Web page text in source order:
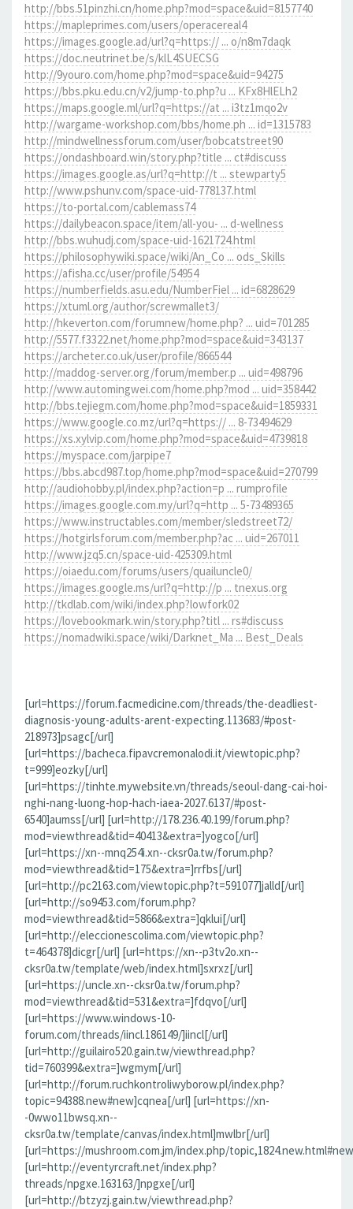
http://bbs.51pinzhi.cn/home.php?mod=space&uid=8157740
https://mapleprimes.com/users/operacereal4
https://images.google.ad/url?q=https:// ... o/n8m7daqk
https://doc.neutrinet.be/s/klL4SUECSG
http://9youro.com/home.php?mod=space&uid=94275
https://bbs.pku.edu.cn/v2/jump-to.php?u ... KFx8HlELh2
https://maps.google.ml/url?q=https://at ... i3tz1mqo2v
http://wargame-workshop.com/bbs/home.ph ... id=1315783
http://mindwellnessforum.com/user/bobcatstreet90
https://ondashboard.win/story.php?title ... ct#discuss
https://images.google.as/url?q=http://t ... stewparty5
http://www.pshunv.com/space-uid-778137.html
https://to-portal.com/cablemass74
https://dailybeacon.space/item/all-you- ... d-wellness
http://bbs.wuhudj.com/space-uid-1621724.html
https://philosophywiki.space/wiki/An_Co ... ods_Skills
https://afisha.cc/user/profile/54954
https://numberfields.asu.edu/NumberFiel ... id=6828629
https://xtuml.org/author/screwmallet3/
http://hkeverton.com/forumnew/home.php? ... uid=701285
http://5577.f3322.net/home.php?mod=space&uid=343137
https://archeter.co.uk/user/profile/866544
http://maddog-server.org/forum/member.p ... uid=498796
http://www.automingwei.com/home.php?mod ... uid=358442
http://bbs.tejiegm.com/home.php?mod=space&uid=1859331
https://www.google.co.mz/url?q=https:// ... 8-73494629
https://xs.xylvip.com/home.php?mod=space&uid=4739818
https://myspace.com/jarpipe7
https://bbs.abcd987.top/home.php?mod=space&uid=270799
http://audiohobby.pl/index.php?action=p ... rumprofile
https://images.google.com.my/url?q=http ... 5-73489365
https://www.instructables.com/member/sledstreet72/
https://hotgirlsforum.com/member.php?ac ... uid=267011
http://www.jzq5.cn/space-uid-425309.html
https://oiaedu.com/forums/users/quailuncle0/
https://images.google.ms/url?q=http://p ... tnexus.org
http://tkdlab.com/wiki/index.php?lowfork02
https://lovebookmark.win/story.php?titl ... rs#discuss
https://nomadwiki.space/wiki/Darknet_Ma ... Best_Deals
[url=https://forum.facmedicine.com/threads/the-deadliest-
diagnosis-young-adults-arent-expecting.113683/#post-
218973]psagc[/url]
[url=https://bacheca.fipavcremonalodi.it/viewtopic.php?
t=999]eozky[/url]
[url=https://tinhte.mywebsite.vn/threads/seoul-dang-cai-hoi-
nghi-nang-luong-hop-hach-iaea-2027.6137/#post-
6540]aumss[/url] [url=http://178.236.40.199/forum.php?
mod=viewthread&tid=40413&extra=]yogco[/url]
[url=https://xn--mnq254i.xn--cksr0a.tw/forum.php?
mod=viewthread&tid=175&extra=]rrfbs[/url]
[url=http://pc2163.com/viewtopic.php?t=591077]jalld[/url]
[url=http://so9453.com/forum.php?
mod=viewthread&tid=5866&extra=]qklui[/url]
[url=http://eleccionescolima.com/viewtopic.php?
t=464378]dicgr[/url] [url=https://xn--p3tv2o.xn--
cksr0a.tw/template/web/index.html]sxrxz[/url]
[url=https://uncle.xn--cksr0a.tw/forum.php?
mod=viewthread&tid=531&extra=]fdqvo[/url]
[url=https://www.windows-10-
forum.com/threads/iincl.186149/]iincl[/url]
[url=http://guilairo520.gain.tw/viewthread.php?
tid=760399&extra=]wgmym[/url]
[url=http://forum.ruchkontroliwyborow.pl/index.php?
topic=94388.new#new]cqnea[/url] [url=https://xn-
-0wwo11bwsq.xn--
cksr0a.tw/template/canvas/index.html]mwlbr[/url]
[url=https://mushroom.com.jm/index.php/
[url=http://eventyrcraft.net/index.php?
threads/npgxe.163163/]npgxe[/url]
[url=http://btzyzj.gain.tw/viewthread.php?